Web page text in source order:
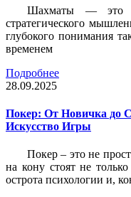
Шахматы — это
стратегического
глубокого понимания
временем
Подробнее
28.09.2025
Покер: От Новичка до
Искусство Игры
Покер – это не
на кону стоят не
острота психологии и,